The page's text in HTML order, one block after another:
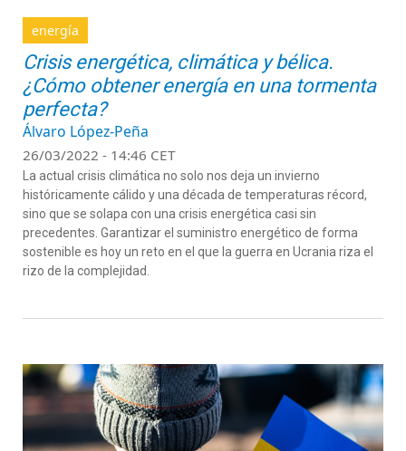
energía
Crisis energética, climática y bélica.
¿Cómo obtener energía en una tormenta
perfecta?
Álvaro López-Peña
26/03/2022 - 14:46 CET
La actual crisis climática no solo nos deja un invierno
históricamente cálido y una década de temperaturas récord,
sino que se solapa con una crisis energética casi sin
precedentes. Garantizar el suministro energético de forma
sostenible es hoy un reto en el que la guerra en Ucrania riza el
rizo de la complejidad.